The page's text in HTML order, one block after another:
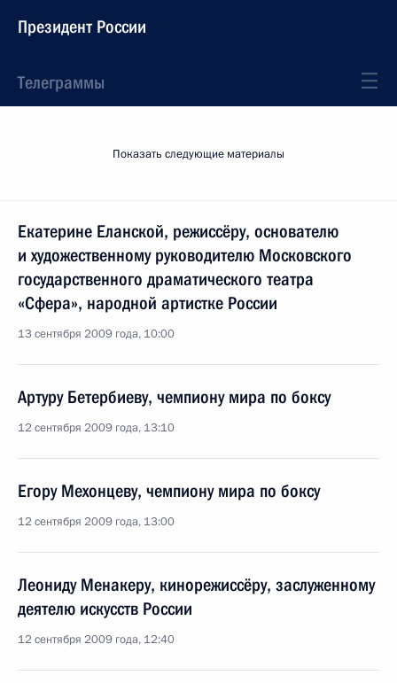
Президент России
Телеграммы
Показать следующие материалы
Екатерине Еланской, режиссёру, основателю
и художественному руководителю Московского
государственного драматического театра
«Сфера», народной артистке России
13 сентября 2009 года, 10:00
Артуру Бетербиеву, чемпиону мира по боксу
12 сентября 2009 года, 13:10
Егору Мехонцеву, чемпиону мира по боксу
12 сентября 2009 года, 13:00
Леониду Менакеру, кинорежиссёру, заслуженному
деятелю искусств России
12 сентября 2009 года, 12:40